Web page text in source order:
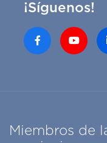
¡Síguenos!
Miembros de